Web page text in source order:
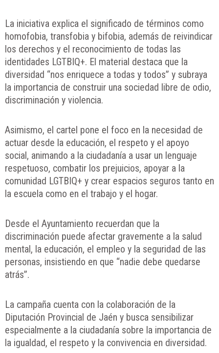
La iniciativa explica el significado de términos como
homofobia, transfobia y bifobia, además de reivindicar
los derechos y el reconocimiento de todas las
identidades LGTBIQ+. El material destaca que la
diversidad “nos enriquece a todas y todos” y subraya
la importancia de construir una sociedad libre de odio,
discriminación y violencia.
Asimismo, el cartel pone el foco en la necesidad de
actuar desde la educación, el respeto y el apoyo
social, animando a la ciudadanía a usar un lenguaje
respetuoso, combatir los prejuicios, apoyar a la
comunidad LGTBIQ+ y crear espacios seguros tanto en
la escuela como en el trabajo y el hogar.
Desde el Ayuntamiento recuerdan que la
discriminación puede afectar gravemente a la salud
mental, la educación, el empleo y la seguridad de las
personas, insistiendo en que “nadie debe quedarse
atrás”.
La campaña cuenta con la colaboración de la
Diputación Provincial de Jaén y busca sensibilizar
especialmente a la ciudadanía sobre la importancia de
la igualdad, el respeto y la convivencia en diversidad.